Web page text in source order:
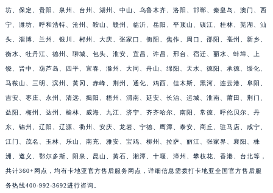
坊、保定、贵阳、泉州、台州、湖州、中山、乌鲁木齐、洛阳、邯郸、秦皇岛、澳门、西
宁、潍坊、呼和浩特、沧州、鞍山、赣州、临沂、岳阳、平顶山、镇江、桂林、芜湖、汕
头、淄博、兰州、银川、郴州、大庆、张家口、衡阳、焦作、周口、邵阳、亳州、新乡、
衡水、牡丹江、德州、聊城、包头、淮安、宜昌、许昌、邢台、宿迁、丽水、蚌埠、上
饶、晋中、葫芦岛、四平、宜春、滁州、大同、舟山、绵阳、天水、德阳、承德、绥化、
马鞍山、三明、滨州、黄冈、赤峰、荆州、通化、鸡西、佳木斯、黑河、连云港、阜阳、
吉安、枣庄、永州、清远、揭阳、梧州、渭南、延安、长治、运城、淮南、莆田、荆门、
益阳、梅州、达州、榆林、威海、九江、济宁、齐齐哈尔、南阳、常德、呼伦贝尔、丹
东、锦州、辽阳、辽源、衢州、安庆、龙岩、宁德、鹰潭、泰安、商丘、驻马店、咸宁、
江门、茂名、玉林、乐山、南充、雅安、宝鸡、柳州、拉萨、丽江、张家界、襄阳、株
洲、遵义、鄂尔多斯、阳泉、昆山、黄石、湘潭、十堰、漳州、攀枝花、香港、台北等，
共计360+网点，均有卡地亚官方售后服务网点，详细信息需拨打卡地亚全国官方售后服
务热线400-992-3692进行咨询。